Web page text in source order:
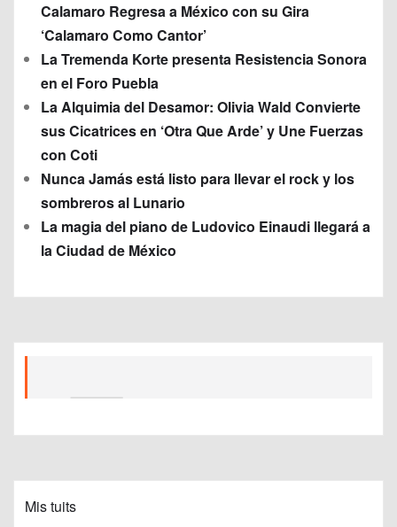
Calamaro Regresa a México con su Gira
‘Calamaro Como Cantor’
La Tremenda Korte presenta Resistencia Sonora
en el Foro Puebla
La Alquimia del Desamor: Olivia Wald Convierte
sus Cicatrices en ‘Otra Que Arde’ y Une Fuerzas
con Coti
Nunca Jamás está listo para llevar el rock y los
sombreros al Lunario
La magia del piano de Ludovico Einaudi llegará a
la Ciudad de México
Mis tuits